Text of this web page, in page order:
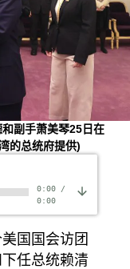
副手萧美琴25日在
的总统府提供)
0:00/
0:00
国国会访团
任总统赖清